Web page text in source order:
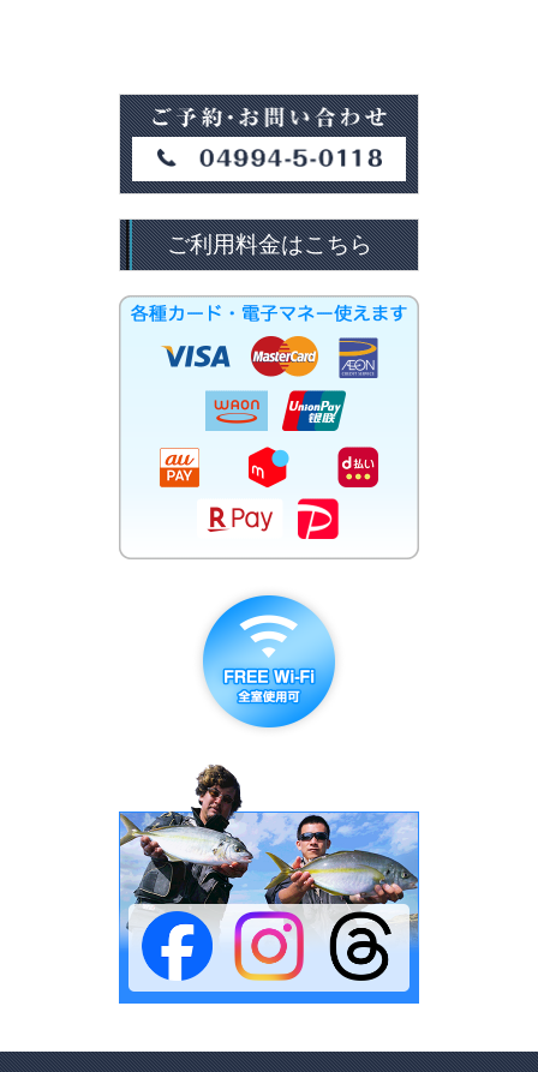
ご利用料金はこちら